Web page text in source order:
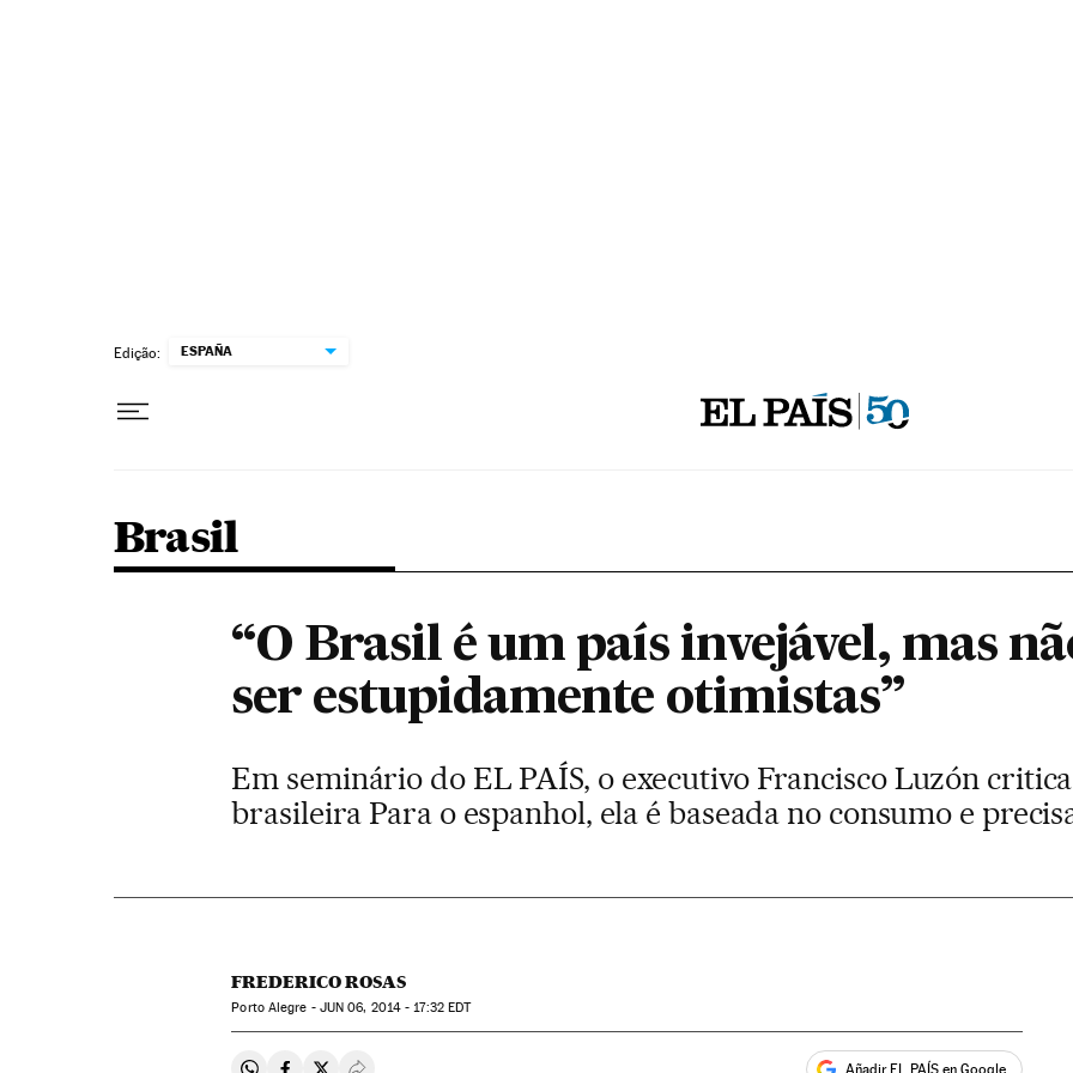
Edição: ESPAÑA
Brasil
“O Brasil é um país invejável, mas
ser estupidamente otimistas”
Em seminário do EL PAÍS, o executivo Francisco Luzón
brasileira Para o espanhol, ela é baseada no consumo e
FREDERICO ROSAS
Porto Alegre - JUN 06, 2014 - 17:32EDT
Añadir EL PAÍS en Google